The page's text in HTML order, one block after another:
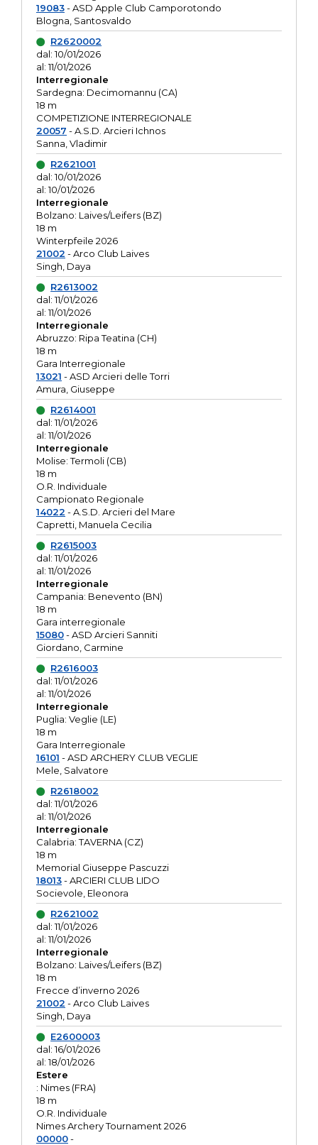
19083- ASD Apple Club Camporotondo
Blogna, Santosvaldo
R2620002
dal: 10/01/2026
al: 11/01/2026
Interregionale
Sardegna: Decimomannu (CA)
18 m
COMPETIZIONE INTERREGIONALE
20057 - A.S.D. Arcieri Ichnos
Sanna, Vladimir
R2621001
dal: 10/01/2026
al: 10/01/2026
Interregionale
Bolzano: Laives/Leifers (BZ)
18 m
Winterpfeile 2026
21002 - Arco Club Laives
Singh, Daya
R2613002
dal: 11/01/2026
al: 11/01/2026
Interregionale
Abruzzo: Ripa Teatina (CH)
18 m
Gara Interregionale
13021 - ASD Arcieri delle Torri
Amura, Giuseppe
R2614001
dal: 11/01/2026
al: 11/01/2026
Interregionale
Molise: Termoli (CB)
18 m
O.R. Individuale
Campionato Regionale
14022 - A.S.D. Arcieri del Mare
Capretti, Manuela Cecilia
R2615003
dal: 11/01/2026
al: 11/01/2026
Interregionale
Campania: Benevento (BN)
18 m
Gara interregionale
15080- ASD Arcieri Sanniti
Giordano, Carmine
R2616003
dal: 11/01/2026
al: 11/01/2026
Interregionale
Puglia: Veglie (LE)
18 m
Gara Interregionale
16101 - ASD ARCHERY CLUB VEGLIE
Mele, Salvatore
R2618002
dal: 11/01/2026
al: 11/01/2026
Interregionale
Calabria: TAVERNA (CZ)
18 m
Memorial Giuseppe Pascuzzi
18013- ARCIERI CLUB LIDO
Socievole, Eleonora
R2621002
dal: 11/01/2026
al: 11/01/2026
Interregionale
Bolzano: Laives/Leifers (BZ)
18 m
Frecce d’inverno 2026
21002 - Arco Club Laives
Singh, Daya
E2600003
dal: 16/01/2026
al: 18/01/2026
Estere
: Nimes (FRA)
18 m
O.R. Individuale
Nimes Archery Tournament 2026
00000-